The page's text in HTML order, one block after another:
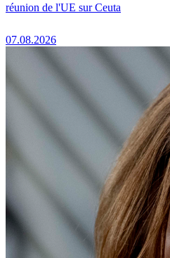
réunion de l'UE sur Ceuta
07.08.2026